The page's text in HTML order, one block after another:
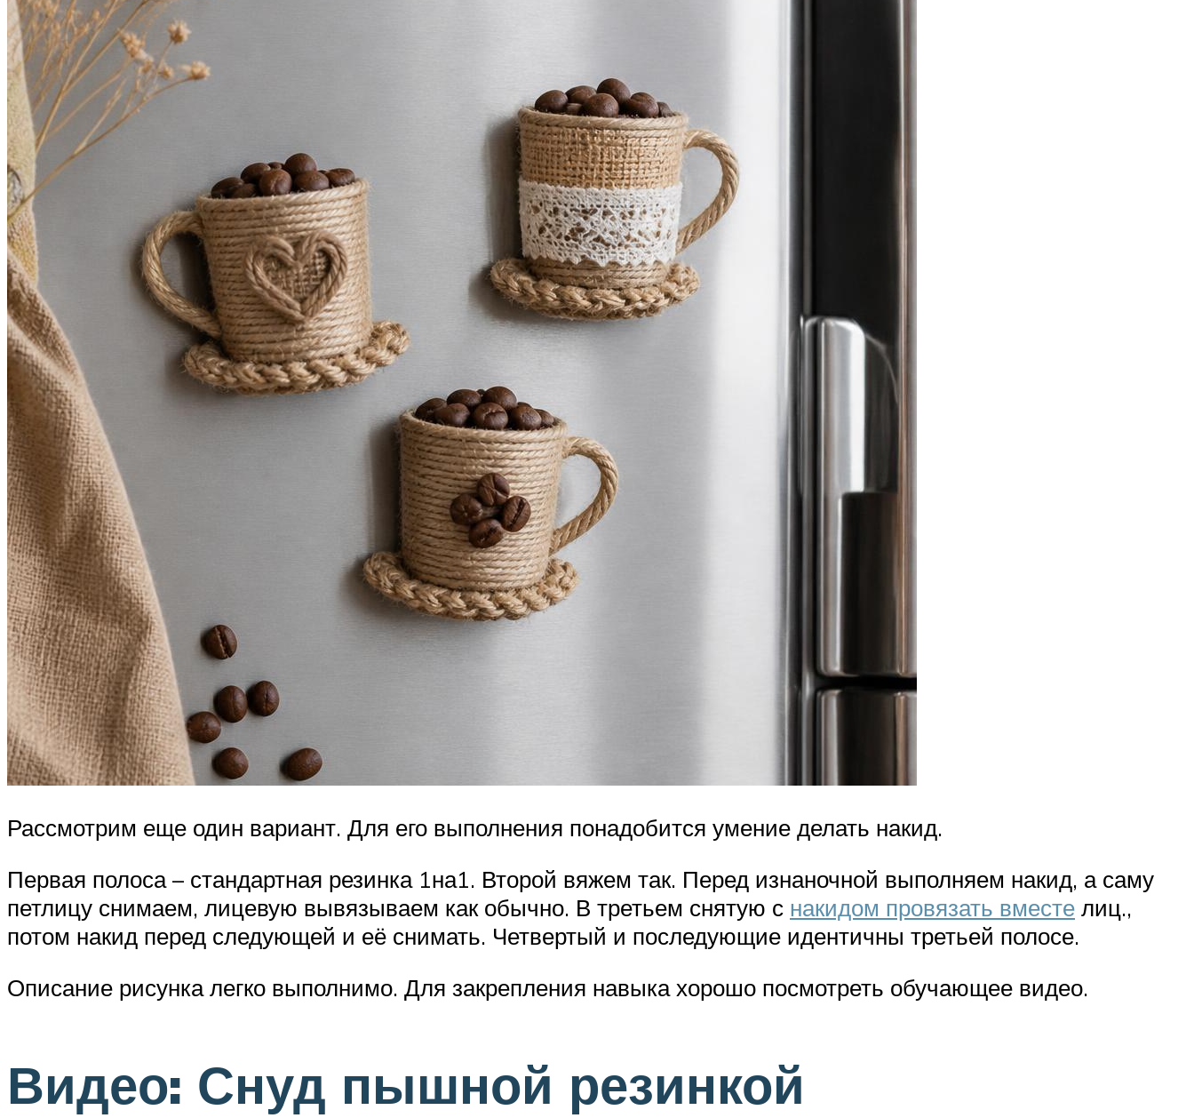
Рассмотрим еще один вариант. Для его выполнения понадобится умение делать накид.
Первая полоса – стандартная резинка 1на1. Второй вяжем так. Перед изнаночной выполняем накид, а саму
петлицу снимаем, лицевую вывязываем как обычно. В третьем снятую с накидом провязать вместе лиц.,
потом накид перед следующей и её снимать. Четвертый и последующие идентичны третьей полосе.
Описание рисунка легко выполнимо. Для закрепления навыка хорошо посмотреть обучающее видео.
Видео: Снуд пышной резинкой